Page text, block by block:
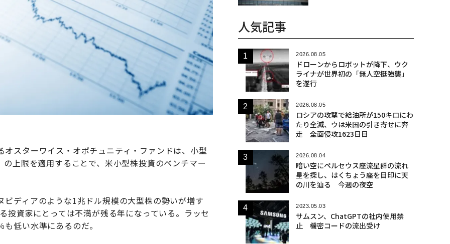
スターワイス・オポチュニティ・ファンドは、小型
上限を適用することで、米小型株投資のベンチマー
ディアのような1兆ドル規模の大型株の勢いが増す
資家にとっては不満が残る年になっている。ラッセ
低い水準にあるのだ。
人気記事
2026.08.05
ドローンからロボットが降下、ウク
ライナが世界初の「無人空挺強襲」
を遂行
2026.08.05
ロシアの攻撃で給油所が150キロにわ
たり全滅、ウは米国の引き寄せに奔
走 全面侵攻1623日目
2026.08.04
暗い空にペルセウス座流星群の流れ
星を探し、はくちょう座を目印に天
の川を辿る 今週の夜空
2023.05.03
サムスン、ChatGPTの社内使用禁
止 機密コードの流出受け